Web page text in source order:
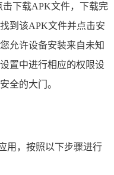
下载APK文件，下载完
到该APK文件并点击安
允许设备安装来自未知
置中进行相应的权限设
全的大门。
用，按照以下步骤进行